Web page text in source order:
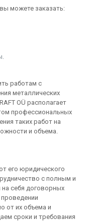
можете заказать:
работам с
металлических
OÜ располагает
профессиональных
таких работ на
и объема.
его юридического
с полным и
себя договорных
от их объема и
сроки и требования